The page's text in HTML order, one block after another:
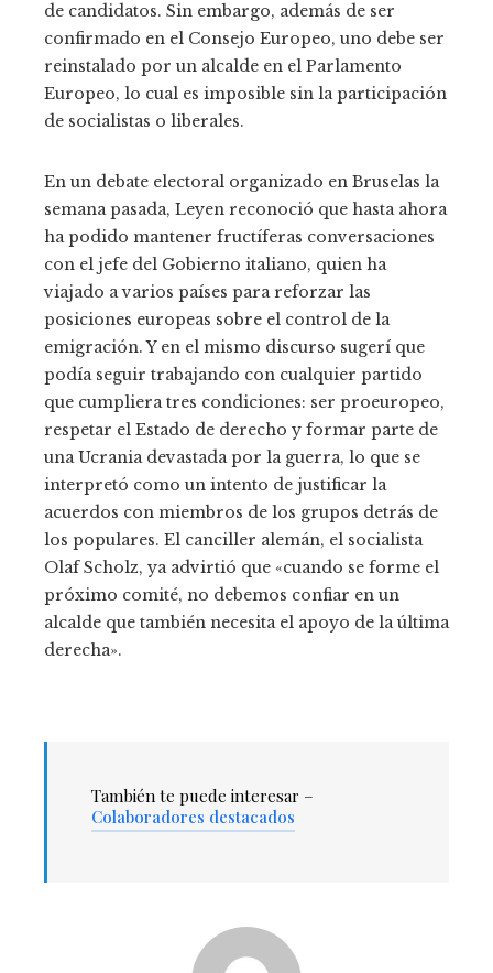
de candidatos. Sin embargo, además de ser
confirmado en el Consejo Europeo, uno debe ser
reinstalado por un alcalde en el Parlamento
Europeo, lo cual es imposible sin la participación
de socialistas o liberales.
En un debate electoral organizado en Bruselas la
semana pasada, Leyen reconoció que hasta ahora
ha podido mantener fructíferas conversaciones
con el jefe del Gobierno italiano, quien ha
viajado a varios países para reforzar las
posiciones europeas sobre el control de la
emigración. Y en el mismo discurso sugerí que
podía seguir trabajando con cualquier partido
que cumpliera tres condiciones: ser proeuropeo,
respetar el Estado de derecho y formar parte de
una Ucrania devastada por la guerra, lo que se
interpretó como un intento de justificar la
acuerdos con miembros de los grupos detrás de
los populares. El canciller alemán, el socialista
Olaf Scholz, ya advirtió que «cuando se forme el
próximo comité, no debemos confiar en un
alcalde que también necesita el apoyo de la última
derecha».
También te puede interesar –
Colaboradores destacados